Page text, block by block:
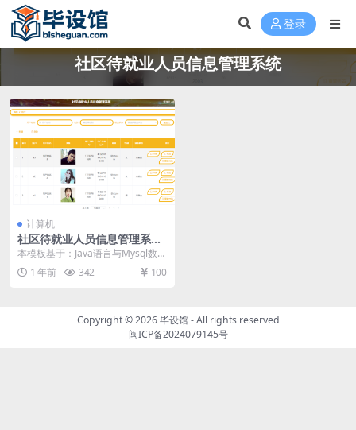
登录
社区待就业人员信息管理系统
计算机
社区待就业人员信息管理系统
的设计与实现毕设模板 毕业设
计模板及毕业论文
本模板基于：Java语言与Mysql数据
库开发 系统功能实现 这个环节需要
使用前...
1 年前 342 100
Copyright © 2026毕设馆- All rights reserved
闽ICP备2024079145号